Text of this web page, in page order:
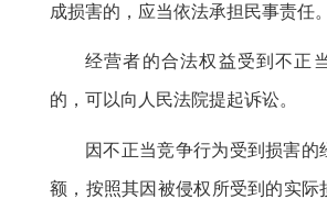
成损害的，应当依法承担民事责任。
经营者的合法权益受到不正
的 ， 可以向人民法院提起诉讼。
因不正当竞争行为受到损害的
额 ， 按照其因被侵权所受到的实际